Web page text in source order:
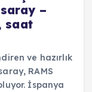
–
saat
ve hazırlık
RAMS
İspanya